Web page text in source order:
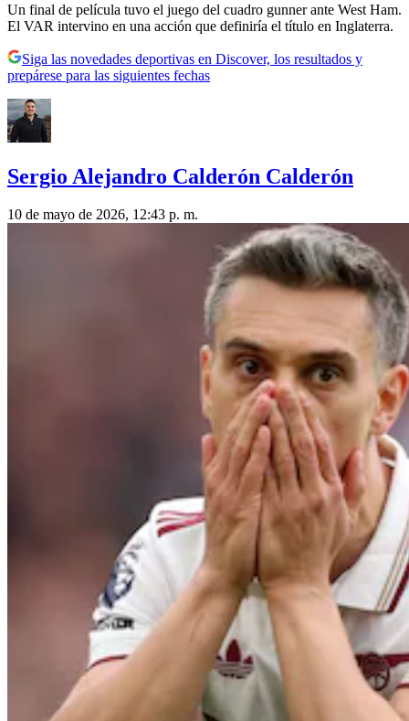
Un final de película tuvo el juego del cuadro gunner ante West Ham.
El VAR intervino en una acción que definiría el título en Inglaterra.
Siga las novedades deportivas en Discover, los resultados y
prepárese para las siguientes fechas
Sergio Alejandro Calderón Calderón
10 de mayo de 2026, 12:43 p. m.